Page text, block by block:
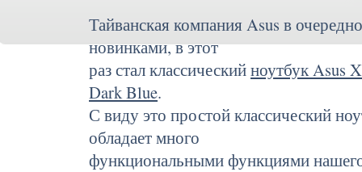
Тайванская компания Asus в
новинками, в этот
раз стал классическийноутбук Asus
Dark Blue.
С виду это простой классический
обладает много
функциональными функциями